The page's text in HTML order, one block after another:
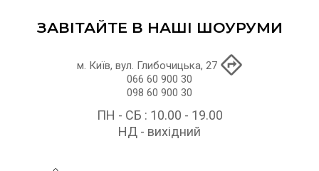
ЗАВІТАЙТЕ В НАШІ ШОУРУМИ
м. Київ, вул. Глибочицька, 27
066 60 900 30
098 60 900 30
ПН - СБ : 10.00 - 19.00
НД - вихідний